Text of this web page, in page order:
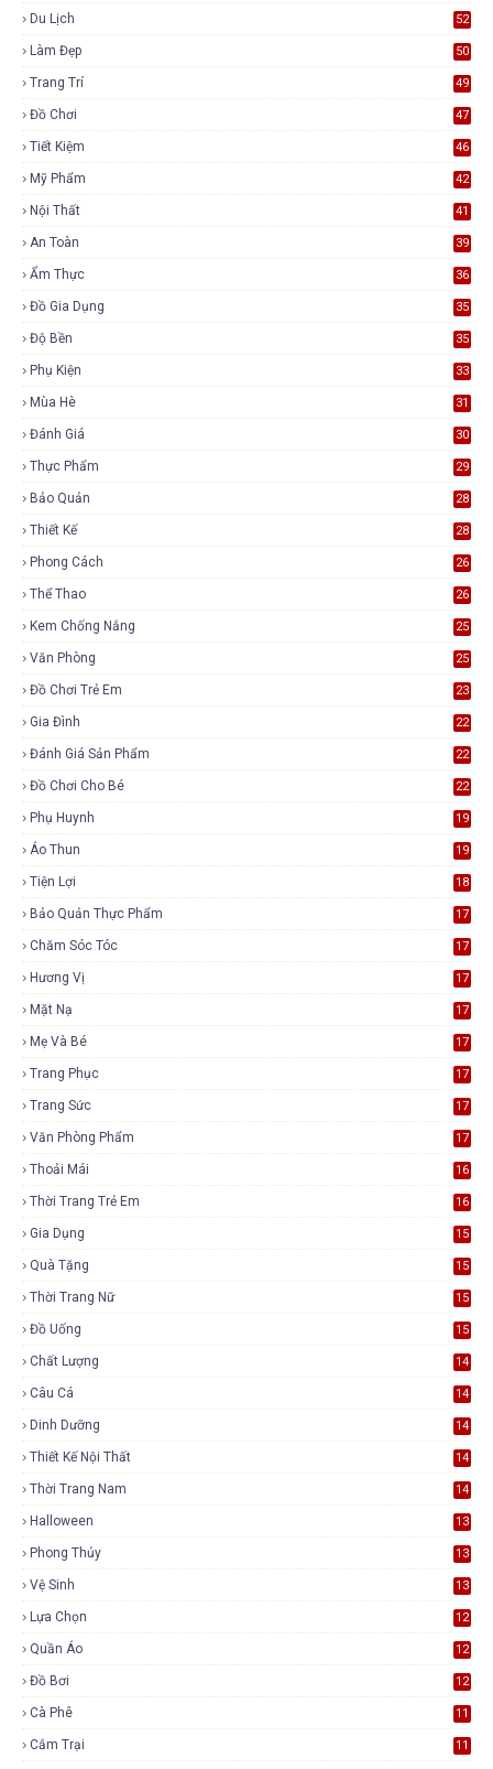
Du Lịch 52
Làm Đẹp 50
Trang Trí 49
Đồ Chơi 47
Tiết Kiệm 46
Mỹ Phẩm 42
Nội Thất 41
An Toàn 39
Ẩm Thực 36
Đồ Gia Dụng 35
Độ Bền 35
Phụ Kiện 33
Mùa Hè 31
Đánh Giá 30
Thực Phẩm 29
Bảo Quản 28
Thiết Kế 28
Phong Cách 26
Thể Thao 26
Kem Chống Nắng 25
Văn Phòng 25
Đồ Chơi Trẻ Em 23
Gia Đình 22
Đánh Giá Sản Phẩm 22
Đồ Chơi Cho Bé 22
Phụ Huynh 19
Áo Thun 19
Tiện Lợi 18
Bảo Quản Thực Phẩm 17
Chăm Sóc Tóc 17
Hương Vị 17
Mặt Nạ 17
Mẹ Và Bé 17
Trang Phục 17
Trang Sức 17
Văn Phòng Phẩm 17
Thoải Mái 16
Thời Trang Trẻ Em 16
Gia Dụng 15
Quà Tặng 15
Thời Trang Nữ 15
Đồ Uống 15
Chất Lượng 14
Câu Cá 14
Dinh Dưỡng 14
Thiết Kế Nội Thất 14
Thời Trang Nam 14
Halloween 13
Phong Thủy 13
Vệ Sinh 13
Lựa Chọn 12
Quần Áo 12
Đồ Bơi 12
Cà Phê 11
Cắm Trại 11